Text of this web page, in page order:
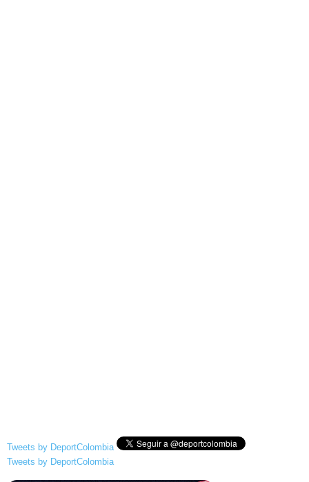
Tweets by DeportColombia
Tweets by DeportColombia